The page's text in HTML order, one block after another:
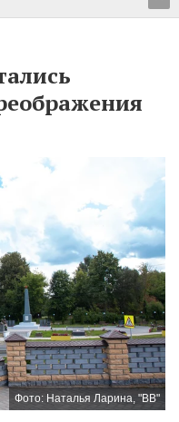
Фото: Наталья Ларина, "ВВ"